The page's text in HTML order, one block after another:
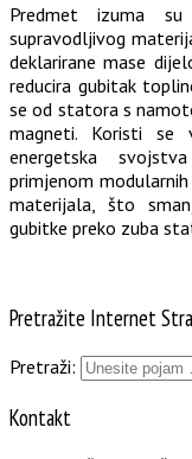
Predmet izuma
supravodljivog
deklarirane mase
reducira gubitak
se od statora s
magneti. Koristi se
energetska
primjenom
materijala, što
gubitke preko zuba
Pretražite Internet
Pretraži:
Kontakt